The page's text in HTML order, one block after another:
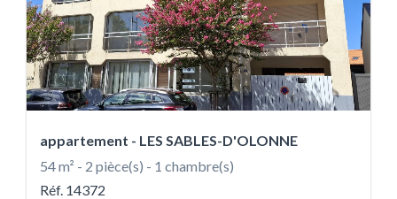
appartement - LES SABLES-D'OLONNE
54 m² - 2 pièce(s) - 1 chambre(s)
Réf. 14372